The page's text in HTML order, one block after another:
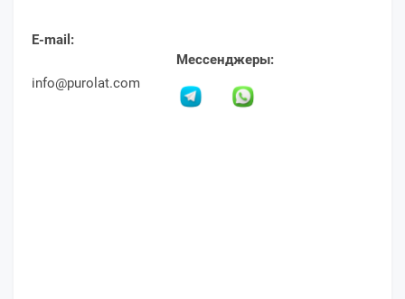
E-mail:
info@purolat.com
Мессенджеры: